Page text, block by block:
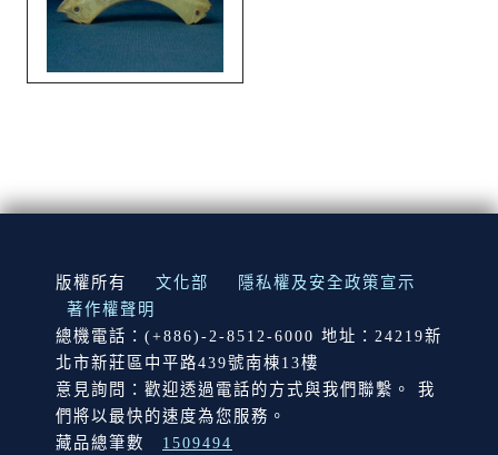
:::
版權所有 文化部
隱私權及安全政策宣示
著作權聲明
總機電話：(+886)-2-8512-6000 地址：24219新
北市新莊區中平路439號南棟13樓
意見詢問：歡迎透過電話的方式與我們聯繫。 我
們將以最快的速度為您服務。
藏品總筆數
1509494